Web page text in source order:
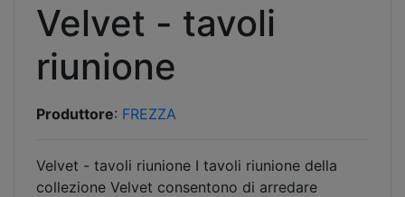
Velvet - tavoli
riunione
Produttore: FREZZA
Velvet - tavoli riunione I tavoli riunione della
collezione Velvet consentono di arredare